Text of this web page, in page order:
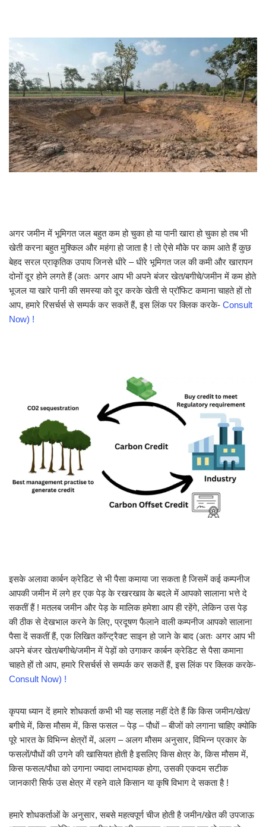
अगर जमीन में भूमिगत जल बहुत कम हो चुका हो या पानी खारा हो चुका हो तब भी
खेती करना बहुत मुश्किल और महंगा हो जाता है ! तो ऐसे मौके पर काम आते हैं कुछ
बेहद सरल प्राकृतिक उपाय जिनसे धीरे – धीरे भूमिगत जल की कमी और खारापन
दोनों दूर होने लगते हैं (अतः अगर आप भी अपने बंजर खेत/बगीचे/जमीन में कम होते
भूजल या खारे पानी की समस्या को दूर करके खेती से प्रॉफिट कमाना चाहते हों तो
आप, हमारे रिसर्चर्स से सम्पर्क कर सकतें हैं, इस लिंक पर क्लिक करके- Consult
Now) !
इसके अलावा कार्बन क्रेडिट से भी पैसा कमाया जा सकता है जिसमें कई कम्पनीज
आपकी जमीन में लगे हर एक पेड़ के रखरखाव के बदले में आपको सालाना भत्ते दे
सकतीं हैं ! मतलब जमीन और पेड़ के मालिक हमेशा आप ही रहेंगे, लेकिन उस पेड़
की ठीक से देखभाल करने के लिए, प्रदूषण फैलाने वाली कम्पनीज आपको सालाना
पैसा दें सकतीं हैं, एक लिखित कॉन्ट्रैक्ट साइन हो जाने के बाद (अतः अगर आप भी
अपने बंजर खेत/बगीचे/जमीन में पेड़ों को उगाकर कार्बन क्रेडिट से पैसा कमाना
चाहते हों तो आप, हमारे रिसर्चर्स से सम्पर्क कर सकतें हैं, इस लिंक पर क्लिक करके-
Consult Now) !
कृपया ध्यान दें हमारे शोधकर्ता कभी भी यह सलाह नहीं देते हैं कि किस जमीन/खेत/
बगीचे में, किस मौसम में, किस फसल – पेड़ – पौधों – बीजों को लगाना चाहिए क्योकि
पूरे भारत के विभिन्न क्षेत्रों में, अलग – अलग मौसम अनुसार, विभिन्न प्रकार के
फसलों/पौधों की उगने की खासियत होती है इसलिए किस क्षेत्र के, किस मौसम में,
किस फसल/पौधा को उगाना ज्यादा लाभदायक होगा, उसकी एकदम सटीक
जानकारी सिर्फ उस क्षेत्र में रहने वाले किसान या कृषि विभाग दे सकता है !
हमारे शोधकर्ताओं के अनुसार, सबसे महत्वपूर्ण चीज होती है जमीन/खेत की उपजाऊ